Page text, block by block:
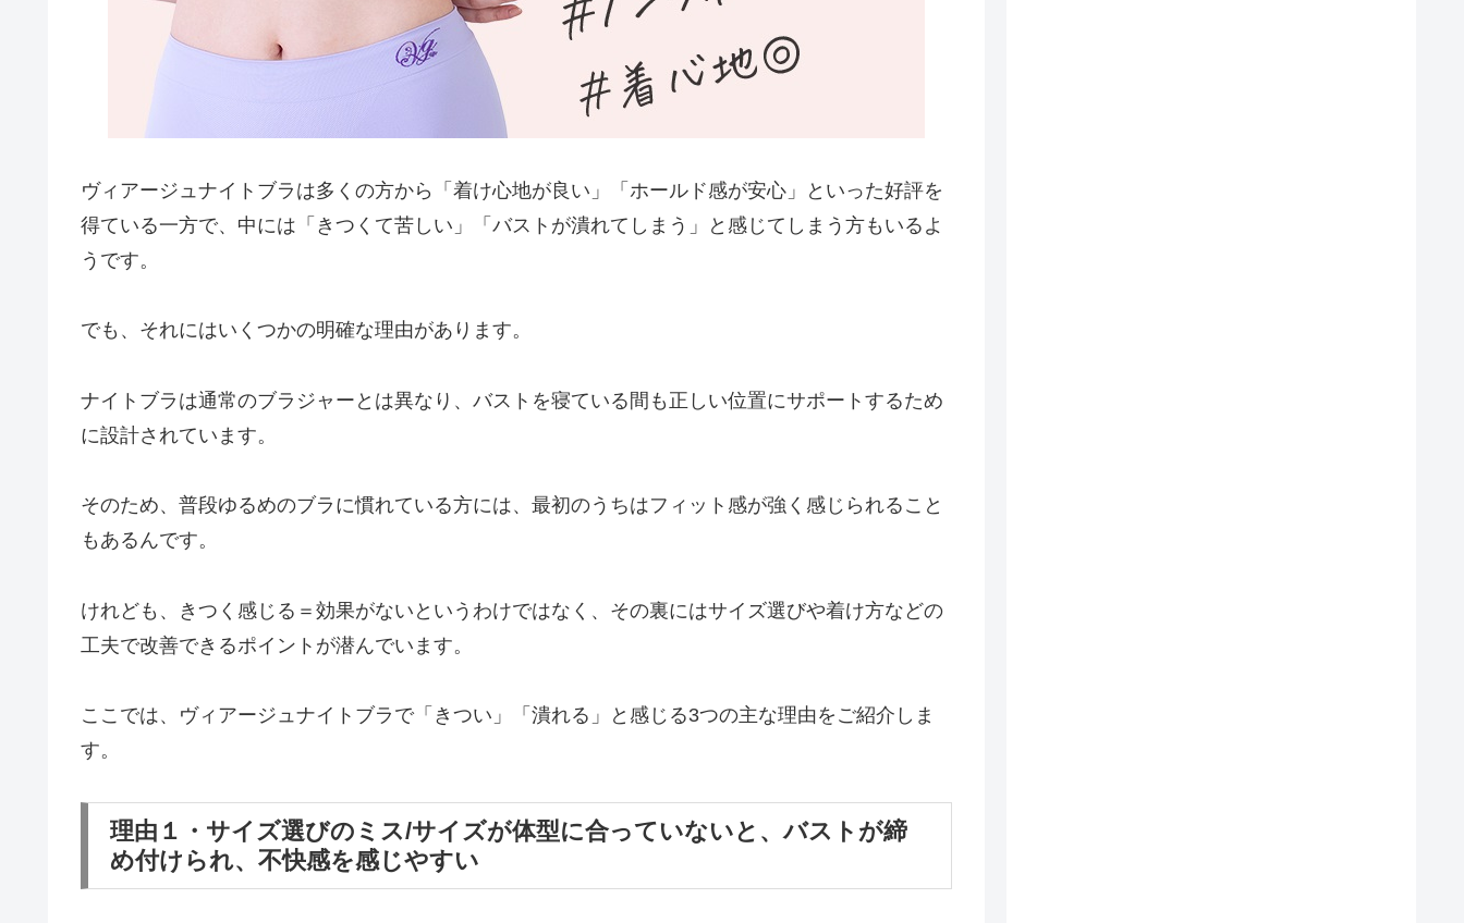
ヴィアージュナイトブラは多くの方から「着け心地が良い」「ホールド感が安心」といった好評を
得ている一方で、中には「きつくて苦しい」「バストが潰れてしまう」と感じてしまう方もいるよ
うです。
でも、それにはいくつかの明確な理由があります。
ナイトブラは通常のブラジャーとは異なり、バストを寝ている間も正しい位置にサポートするため
に設計されています。
そのため、普段ゆるめのブラに慣れている方には、最初のうちはフィット感が強く感じられること
もあるんです。
けれども、きつく感じる＝効果がないというわけではなく、その裏にはサイズ選びや着け方などの
工夫で改善できるポイントが潜んでいます。
ここでは、ヴィアージュナイトブラで「きつい」「潰れる」と感じる3つの主な理由をご紹介しま
す。
理由１・サイズ選びのミス/サイズが体型に合っていないと、バストが締
め付けられ、不快感を感じやすい